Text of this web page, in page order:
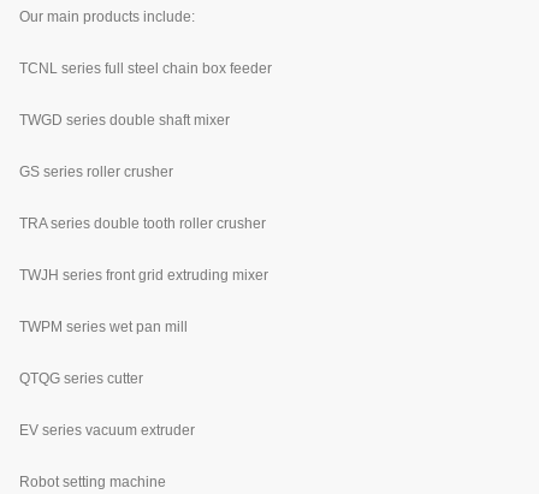
Our main products include:
TCNL series full steel chain box feeder
TWGD series double shaft mixer
GS series roller crusher
TRA series double tooth roller crusher
TWJH series front grid extruding mixer
TWPM series wet pan mill
QTQG series cutter
EV series vacuum extruder
Robot setting machine